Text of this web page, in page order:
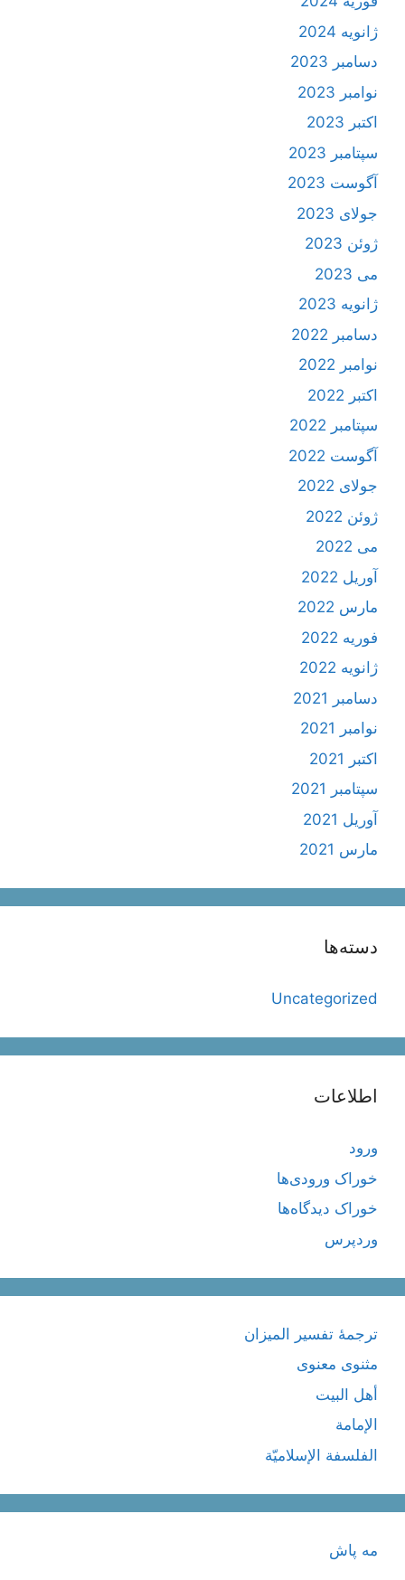
ژانویه 2024
دسامبر 2023
نوامبر 2023
اکتبر 2023
سپتامبر 2023
آگوست 2023
جولای 2023
ژوئن 2023
می 2023
ژانویه 2023
دسامبر 2022
نوامبر 2022
اکتبر 2022
سپتامبر 2022
آگوست 2022
جولای 2022
ژوئن 2022
می 2022
آوریل 2022
مارس 2022
فوریه 2022
ژانویه 2022
دسامبر 2021
نوامبر 2021
اکتبر 2021
سپتامبر 2021
آوریل 2021
مارس 2021
دسته‌ها
Uncategorized
اطلاعات
ورود
خوراک ورودی‌ها
خوراک دیدگاه‌ها
وردپرس
ترجمۀ تفسیر المیزان
مثنوی معنوی
أهل البيت
الإمامة
الفلسفة الإسلاميّة
مه پاش